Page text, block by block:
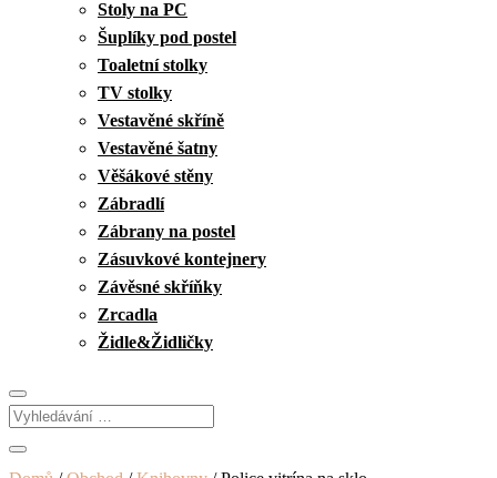
Stoly na PC
Šuplíky pod postel
Toaletní stolky
TV stolky
Vestavěné skříně
Vestavěné šatny
Věšákové stěny
Zábradlí
Zábrany na postel
Zásuvkové kontejnery
Závěsné skříňky
Zrcadla
Židle&Židličky